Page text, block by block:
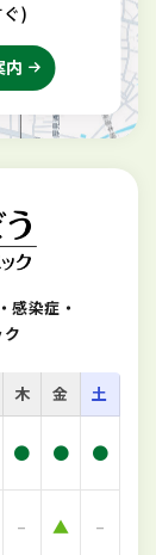
)
感染症 ・
木 金 土
● ● ●
– ▲ –